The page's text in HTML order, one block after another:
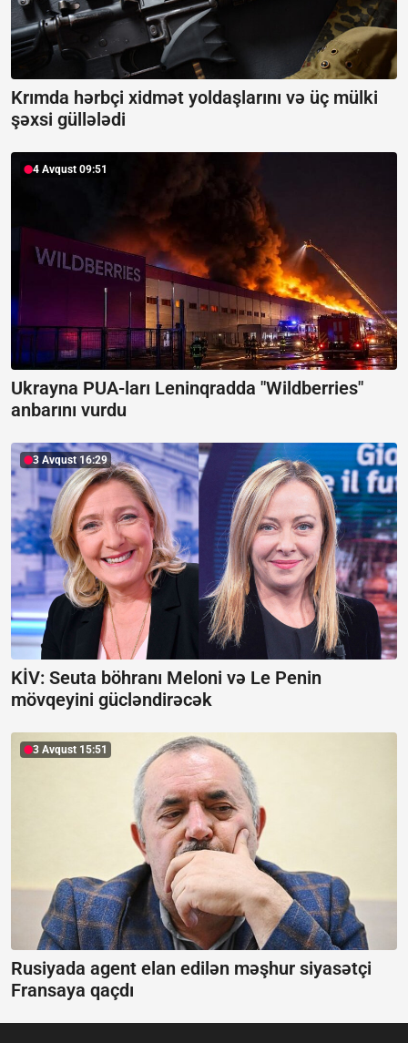
Krımda hərbçi xidmət yoldaşlarını və üç mülki
şəxsi güllələdi
4 Avqust 09:51
Ukrayna PUA-ları Leninqradda "Wildberries"
anbarını vurdu
3 Avqust 16:29
KİV: Seuta böhranı Meloni və Le Penin
mövqeyini gücləndirəcək
3 Avqust 15:51
Rusiyada agent elan edilən məşhur siyasətçi
Fransaya qaçdı